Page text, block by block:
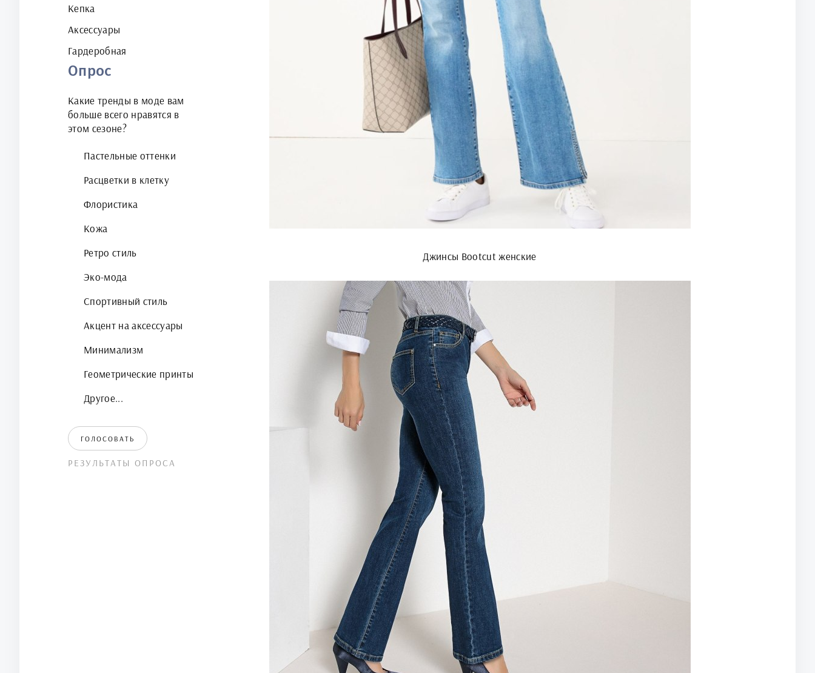
Кепка
Аксессуары
Гардеробная
Опрос
Какие тренды в моде вам
больше всего нравятся в
этом сезоне?
Пастельные оттенки
Расцветки в клетку
Флористика
Кожа
Ретро стиль
Эко-мода
Спортивный стиль
Акцент на аксессуары
Минимализм
Геометрические принты
Другое...
ГОЛОСОВАТЬ
РЕЗУЛЬТАТЫ ОПРОСА
Джинсы Bootcut женские